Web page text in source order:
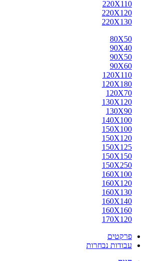
220X110
220X120
220X130
80X50
90X40
90X50
90X60
120X110
120X180
120X70
130X120
130X90
140X100
150X100
150X120
150X125
150X150
150X250
160X100
160X120
160X130
160X140
160X160
170X120
פרקטים
עבודות נבחרות